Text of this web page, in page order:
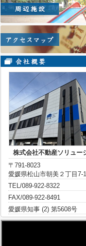
株式会社不動産ソリュー
〒791-8023
愛媛県松山市朝美２丁目7-
TEL/089-922-8322
FAX/089-922-8491
愛媛県知事 (2) 第5608号